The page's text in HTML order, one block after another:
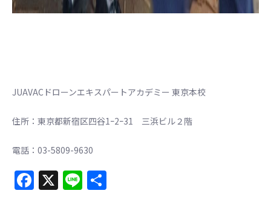
JUAVACドローンエキスパートアカデミー 東京本校
住所：東京都新宿区四谷1ｰ2ｰ31 三浜ビル２階
電話：03-5809-9630
Facebook
X Line